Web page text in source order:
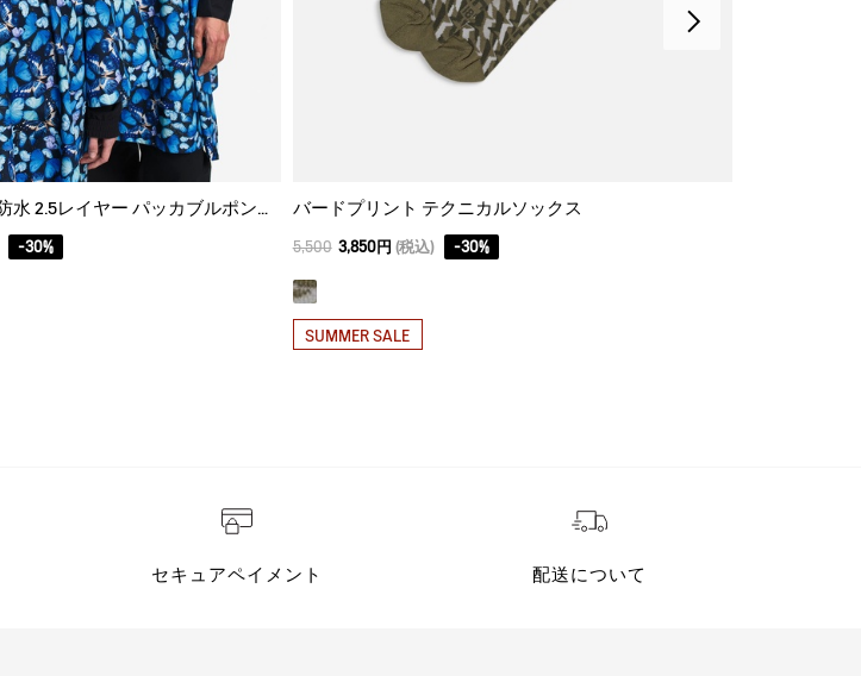
【DEYROLLE】 透湿防水 2.5レイヤー パッカブルポンチョ
-30%
バードプリント テクニカルソックス
5,500 3,850円 (税込) -30%
SUMMER SALE
セキュアペイメント 配送について